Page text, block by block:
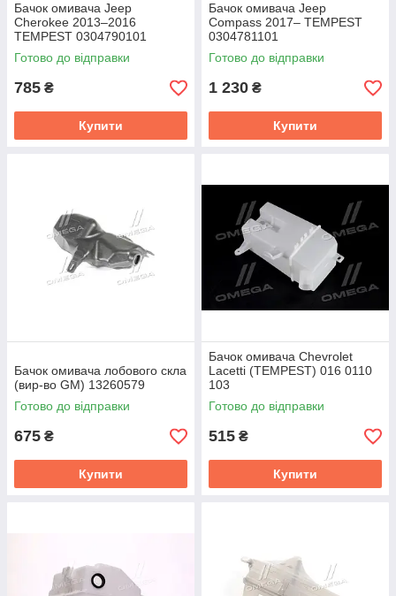
Бачок омивача Jeep
Cherokee 2013–2016
TEMPEST 0304790101
Готово до відправки
785 ₴
Купити
Бачок омивача Jeep
Compass 2017– TEMPEST
0304781101
Готово до відправки
1 230 ₴
Купити
Бачок омивача лобового скла
(вир-во GM) 13260579
Готово до відправки
675 ₴
Купити
Бачок омивача Chevrolet
Lacetti (TEMPEST) 016 0110
103
Готово до відправки
515 ₴
Купити